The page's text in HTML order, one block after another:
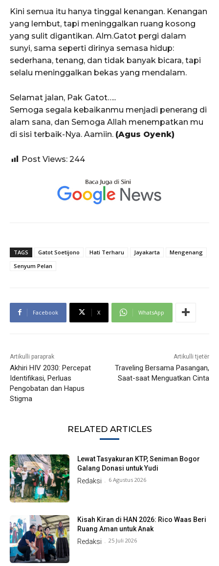
Kini semua itu hanya tinggal kenangan. Kenangan
yang lembut, tapi meninggalkan ruang kosong
yang sulit digantikan. Alm.Gatot pergi dalam
sunyi, sama seperti dirinya semasa hidup:
sederhana, tenang, dan tidak banyak bicara, tapi
selalu meninggalkan bekas yang mendalam.
Selamat jalan, Pak Gatot…..
Semoga segala kebaikanmu menjadi penerang di
alam sana, dan Semoga Allah menempatkan mu
di sisi terbaik-Nya. Aamiin. (Agus Oyenk)
Post Views: 244
TAGS Gatot Soetijono Hati Terharu Jayakarta
Mengenang
Senyum Pelan
Facebook X WhatsApp
Artikulli paraprak
Akhiri HIV 2030: Percepat
Identifikasi, Perluas
Pengobatan dan Hapus
Stigma
Artikulli tjetër
Traveling Bersama Pasangan,
Saat-saat Menguatkan Cinta
RELATED ARTICLES
Lewat Tasyakuran KTP, Seniman Bogor
Galang Donasi untuk Yudi
Redaksi - 6 Agustus 2026
Kisah Kiran di HAN 2026: Rico Waas Beri
Ruang Aman untuk Anak
Redaksi - 25 Juli 2026